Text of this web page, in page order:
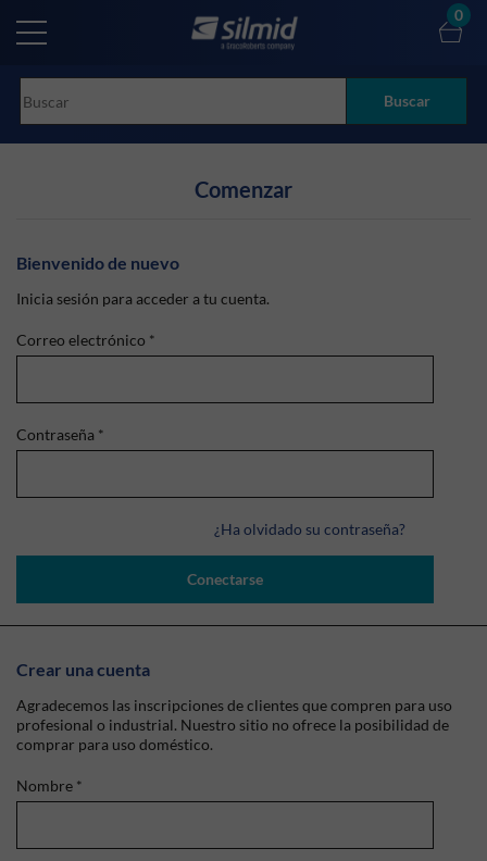
main
Buscar
0
Comenzar
Bienvenido de nuevo
Inicia sesión para acceder a tu cuenta.
Correo electrónico *
Contraseña *
¿Ha olvidado su contraseña?
Conectarse
Crear una cuenta
Agradecemos las inscripciones de clientes que compren para uso
profesional o industrial. Nuestro sitio no ofrece la posibilidad de
comprar para uso doméstico.
Nombre *